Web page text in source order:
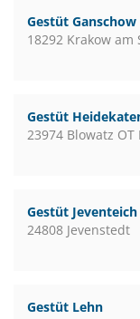
Gestüt Ganschow
18292 Krakow am
Gestüt
23974 Blowatz OT
Gestüt Jeventeich
24808 Jevenstedt
Gestüt Lehn